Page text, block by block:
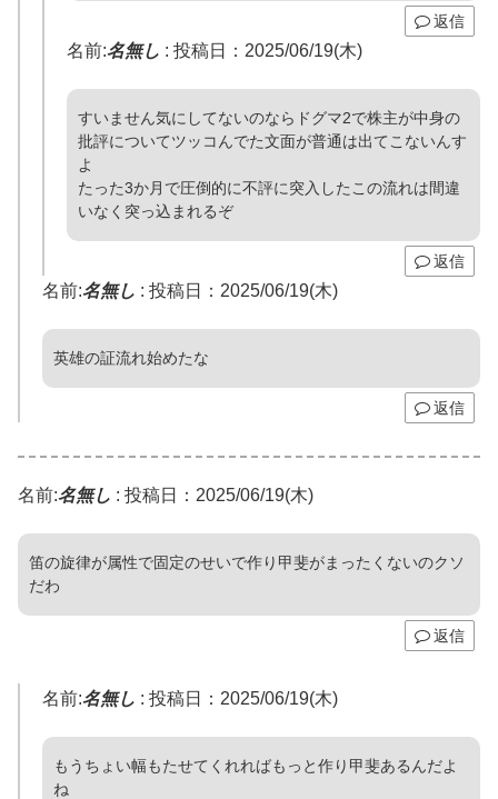
返信
名前:名無し : 投稿日：2025/06/19(木)
すいません気にしてないのならドグマ2で株主が中身の
批評についてツッコんでた文面が普通は出てこないんす
よ
たった3か月で圧倒的に不評に突入したこの流れは間違
いなく突っ込まれるぞ
返信
名前:名無し : 投稿日：2025/06/19(木)
英雄の証流れ始めたな
返信
名前:名無し : 投稿日：2025/06/19(木)
笛の旋律が属性で固定のせいで作り甲斐がまったくないのクソ
だわ
返信
名前:名無し : 投稿日：2025/06/19(木)
もうちょい幅もたせてくれればもっと作り甲斐あるんだよ
ね